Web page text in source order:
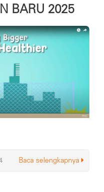
BARU 2025
Baca selengkapnya